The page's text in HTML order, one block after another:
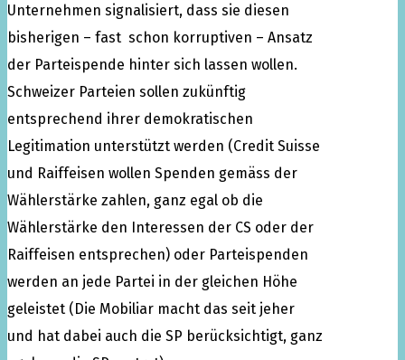
Unternehmen signalisiert, dass sie diesen
bisherigen – fast schon korruptiven – Ansatz
der Parteispende hinter sich lassen wollen.
Schweizer Parteien sollen zukünftig
entsprechend ihrer demokratischen
Legitimation unterstützt werden (Credit Suisse
und Raiffeisen wollen Spenden gemäss der
Wählerstärke zahlen, ganz egal ob die
Wählerstärke den Interessen der CS oder der
Raiffeisen entsprechen) oder Parteispenden
werden an jede Partei in der gleichen Höhe
geleistet (Die Mobiliar macht das seit jeher
und hat dabei auch die SP berücksichtigt, ganz